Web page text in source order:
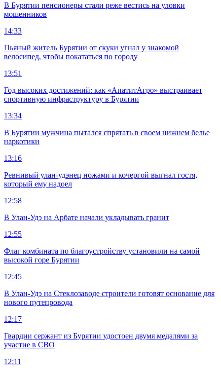
В Бурятии пенсионеры стали реже вестись на уловки
мошенников
14:33
Пьяный житель Бурятии от скуки угнал у знакомой
велосипед, чтобы покататься по городу
13:51
Год высоких достижений: как «АпатитАгро» выстраивает
спортивную инфраструктуру в Бурятии
13:34
В Бурятии мужчина пытался спрятать в своем нижнем белье
наркотики
13:16
Ревнивый улан-удэнец ножами и кочергой выгнал гостя,
который ему надоел
12:58
В Улан-Удэ на Арбате начали укладывать гранит
12:55
Флаг комбината по благоустройству установили на самой
высокой горе Бурятии
12:45
В Улан-Удэ на Стеклозаводе строители готовят основание для
нового путепровода
12:17
Гвардии сержант из Бурятии удостоен двумя медалями за
участие в СВО
12:11